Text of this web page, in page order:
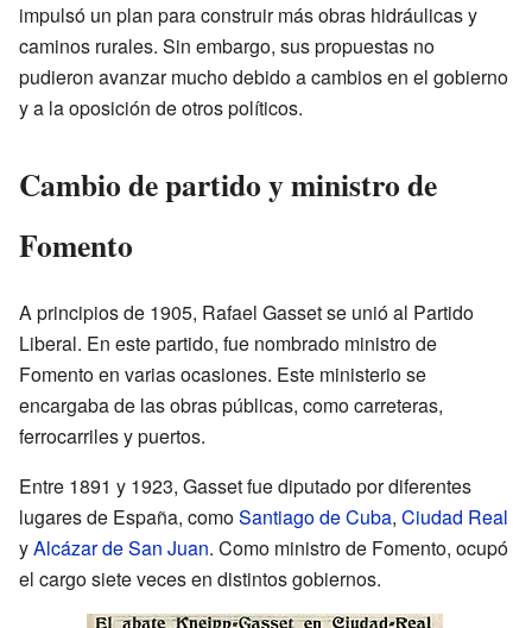
impulsó un plan para construir más obras hidráulicas y
caminos rurales. Sin embargo, sus propuestas no
pudieron avanzar mucho debido a cambios en el gobierno
y a la oposición de otros políticos.
Cambio de partido y ministro de
Fomento
A principios de 1905, Rafael Gasset se unió al Partido
Liberal. En este partido, fue nombrado ministro de
Fomento en varias ocasiones. Este ministerio se
encargaba de las obras públicas, como carreteras,
ferrocarriles y puertos.
Entre 1891 y 1923, Gasset fue diputado por diferentes
lugares de España, comoSantiago de Cuba, Ciudad Real
yAlcázar de San Juan. Como ministro de Fomento, ocupó
el cargo siete veces en distintos gobiernos.